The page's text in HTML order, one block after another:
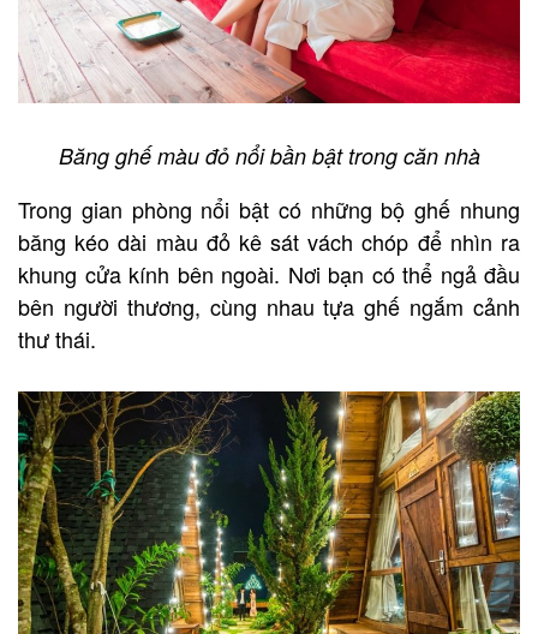
Băng ghế màu đỏ nổi bần bật trong căn nhà
Trong gian phòng nổi bật có những bộ ghế nhung
băng kéo dài màu đỏ kê sát vách chóp để nhìn ra
khung cửa kính bên ngoài. Nơi bạn có thể ngả đầu
bên người thương, cùng nhau tựa ghế ngắm cảnh
thư thái.